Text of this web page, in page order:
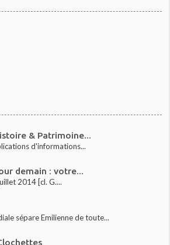
& Patrimoine...
d'informations...
demain : votre...
2014 [cl. G....
sépare Emilienne de toute...